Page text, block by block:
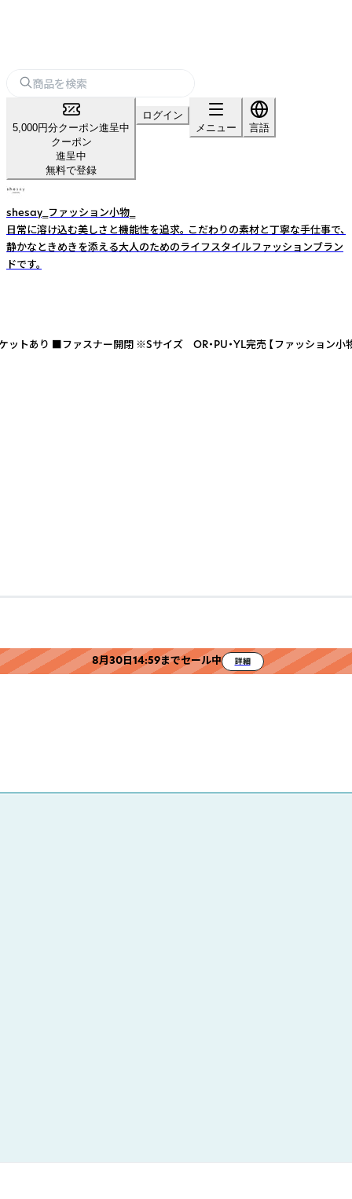
5,000円分クーポン進呈中
クーポン
進呈中
無料で登録
ログイン
メニュー
言語
shesay‗ファッション小物‗
日常に溶け込む美しさと機能性を追求。 こだわりの素材と丁寧な手仕事で、
静かなときめきを添える大人のためのライフスタイルファッションブラン
ドです。
■ファスナー開閉 ※Sサイズ OR・PU・YL完売 【ファッション小物】【S
8月30日14:59までセール中 詳細